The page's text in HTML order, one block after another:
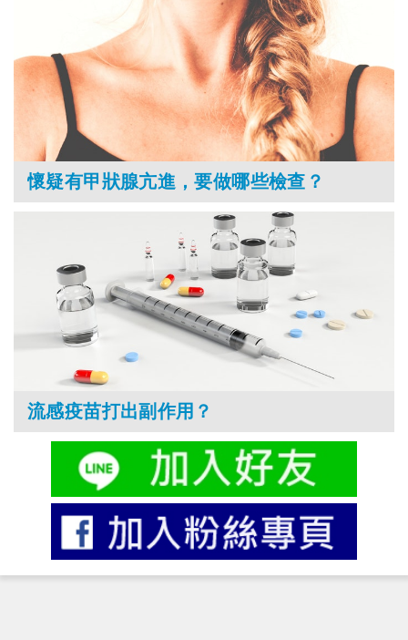
懷疑有甲狀腺亢進，要做哪些檢查？
流感疫苗打出副作用？